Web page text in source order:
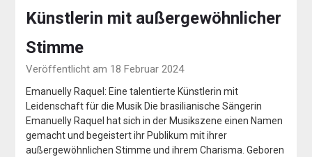
Künstlerin mit außergewöhnlicher
Stimme
Veröffentlicht am 18 Februar 2024
Emanuelly Raquel: Eine talentierte Künstlerin mit
Leidenschaft für die Musik Die brasilianische Sängerin
Emanuelly Raquel hat sich in der Musikszene einen Namen
gemacht und begeistert ihr Publikum mit ihrer
außergewöhnlichen Stimme und ihrem Charisma. Geboren